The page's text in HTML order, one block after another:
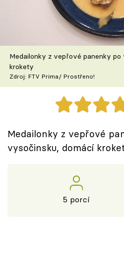
Škola vaření
Recepty z TV
Speciál: Cuketa
Těhotnej kuchař
Sledujte prima+
Přihlášení
Medailonky z vepřové panenky
krokety
Zdroj: FTV Prima/ Prostřeno!
Medailonky z vepřové
vysočinsku, domácí
5 porcí